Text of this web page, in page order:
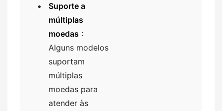
Suporte a
múltiplas
moedas :
Alguns modelos
suportam
múltiplas
moedas para
atender às